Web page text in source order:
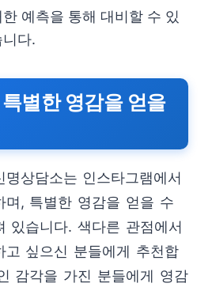
예측을 통해 대비할 수 있
니다.
별한 영감을 얻을
상담소는 인스타그램에서
며, 특별한 영감을 얻을 수
있습니다. 색다른 관점에서
고 싶으신 분들에게 추천합
감각을 가진 분들에게 영감